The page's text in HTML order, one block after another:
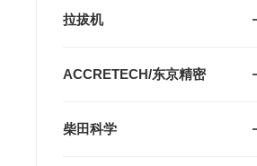
拉拔机
ACCRETECH/东京精密
柴田科学